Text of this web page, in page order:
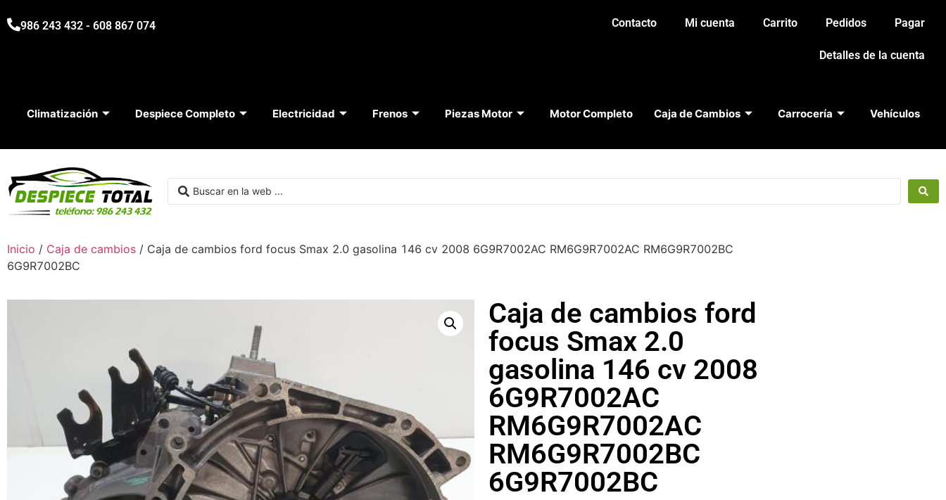
986 243 432 - 608 867 074 Contacto Mi cuenta Carrito Pedidos Pagar
Detalles de la cuenta
Climatización Despiece Completo Electricidad Frenos Piezas Motor Motor Completo Caja de Cambios Carrocería Vehículos
Inicio / Caja de cambios / Caja de cambios ford focus Smax 2.0 gasolina 146 cv 2008 6G9R7002AC RM6G9R7002AC RM6G9R7002BC
6G9R7002BC
Caja de cambios ford
focus Smax 2.0
gasolina 146 cv 2008
6G9R7002AC
RM6G9R7002AC
RM6G9R7002BC
6G9R7002BC